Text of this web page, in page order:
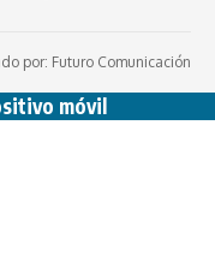
por: Futuro Comunicación
móvil